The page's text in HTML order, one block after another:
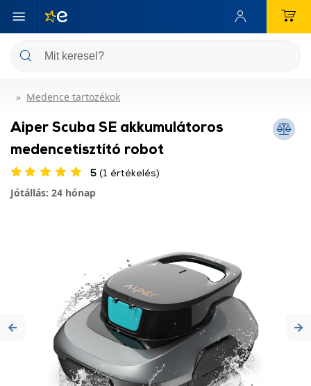
Medence tartozékok
Aiper Scuba SE akkumulátoros
medencetisztító robot
5 (1 értékelés)
Jótállás: 24 hónap
Previous